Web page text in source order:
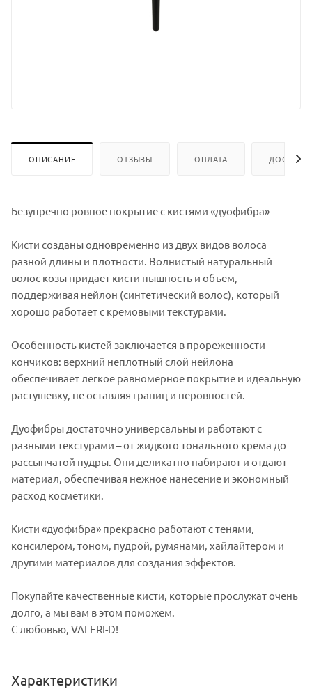
ОПИСАНИЕ ОТЗЫВЫ ОПЛАТА
Безупречно ровное покрытие с кистями «дуофибра»
Кисти созданы одновременно из двух видов волоса
разной длины и плотности. Волнистый натуральный
волос козы придает кисти пышность и объем,
поддерживая нейлон (синтетический волос), который
хорошо работает с кремовыми текстурами.
Особенность кистей заключается в прореженности
кончиков: верхний неплотный слой нейлона
обеспечивает легкое равномерное покрытие и идеальную
растушевку, не оставляя границ и неровностей.
Дуофибры достаточно универсальны и работают с
разными текстурами – от жидкого тонального крема до
рассыпчатой пудры. Они деликатно набирают и отдают
материал, обеспечивая нежное нанесение и экономный
расход косметики.
Кисти «дуофибра» прекрасно работают с тенями,
консилером, тоном, пудрой, румянами, хайлайтером и
другими материалов для создания эффектов.
Покупайте качественные кисти, которые прослужат очень
долго, а мы вам в этом поможем.
С любовью, VALERI-D!
Характеристики